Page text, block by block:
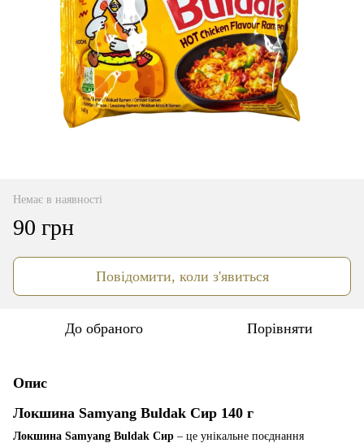
Немає в наявності
90 грн
Повідомити, коли з'явиться
До обраного Порівняти
Опис
Локшина Samyang Buldak Сир 140 г
Локшина Samyang Buldak Сир – це унікальне поєднання